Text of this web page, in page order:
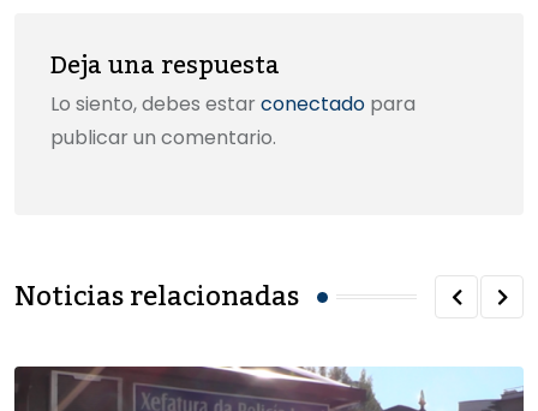
Deja una respuesta
Lo siento, debes estar conectado para
publicar un comentario.
Noticias relacionadas